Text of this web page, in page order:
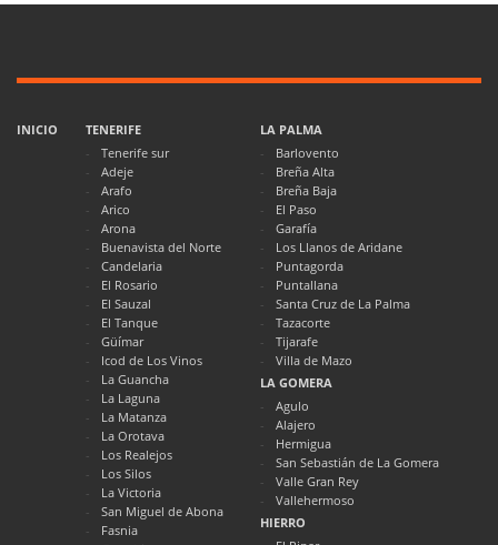
INICIO
TENERIFE
Tenerife sur
Adeje
Arafo
Arico
Arona
Buenavista del Norte
Candelaria
El Rosario
El Sauzal
El Tanque
Güímar
Icod de Los Vinos
La Guancha
La Laguna
La Matanza
La Orotava
Los Realejos
Los Silos
La Victoria
San Miguel de Abona
Fasnia
LA PALMA
Barlovento
Breña Alta
Breña Baja
El Paso
Garafía
Los Llanos de Aridane
Puntagorda
Puntallana
Santa Cruz de La Palma
Tazacorte
Tijarafe
Villa de Mazo
LA GOMERA
Agulo
Alajero
Hermigua
San Sebastián de La Gomera
Valle Gran Rey
Vallehermoso
HIERRO